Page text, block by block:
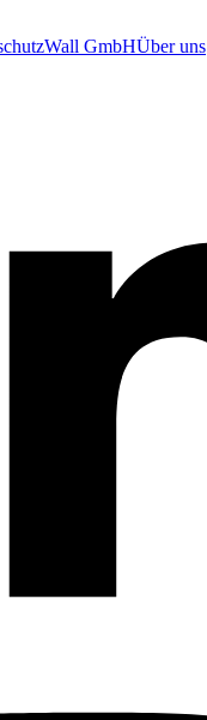
Wall GmbHÜber uns